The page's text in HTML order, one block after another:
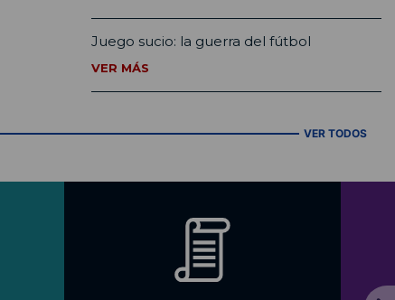
Juego sucio: la guerra del fútbol
VER MÁS
VER TODOS